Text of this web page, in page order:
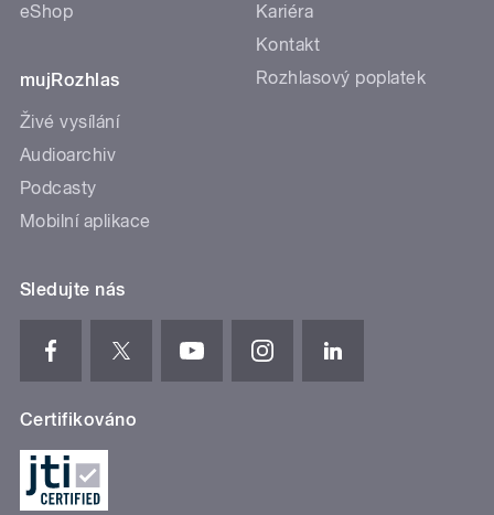
eShop
mujRozhlas
Živé vysílání
Audioarchiv
Podcasty
Mobilní aplikace
Kariéra
Kontakt
Rozhlasový poplatek
Sledujte nás
Certifikováno